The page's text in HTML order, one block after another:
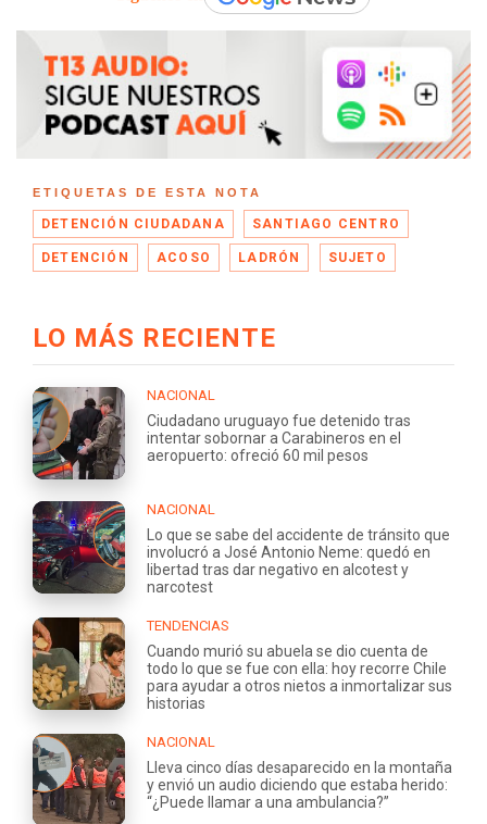
ETIQUETAS DE ESTA NOTA
DETENCIÓN CIUDADANA SANTIAGO CENTRO
DETENCIÓN ACOSO LADRÓN SUJETO
LO MÁS RECIENTE
NACIONAL
Ciudadano uruguayo fue detenido tras
intentar sobornar a Carabineros en el
aeropuerto: ofreció 60 mil pesos
NACIONAL
Lo que se sabe del accidente de tránsito que
involucró a José Antonio Neme: quedó en
libertad tras dar negativo en alcotest y
narcotest
TENDENCIAS
Cuando murió su abuela se dio cuenta de
todo lo que se fue con ella: hoy recorre Chile
para ayudar a otros nietos a inmortalizar sus
historias
NACIONAL
Lleva cinco días desaparecido en la montaña
y envió un audio diciendo que estaba herido:
“¿Puede llamar a una ambulancia?”